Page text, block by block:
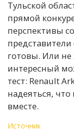
Тульской
прямой
перспективы
готовы. Или
интересный
тест: Renault
надеяться,
вместе.
Источник